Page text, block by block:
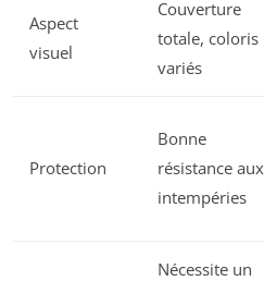
Aspect
visuel
Couverture
totale, coloris
variés
Protection
Bonne
résistance aux
intempéries
Nécessite un